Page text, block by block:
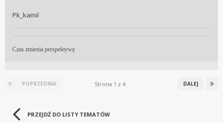
Pk_kamil
Czas zmienia perspektywę
POPRZEDNIA DALEJ
Strona 1 z 4
PRZEJDŹ DO LISTY TEMATÓW